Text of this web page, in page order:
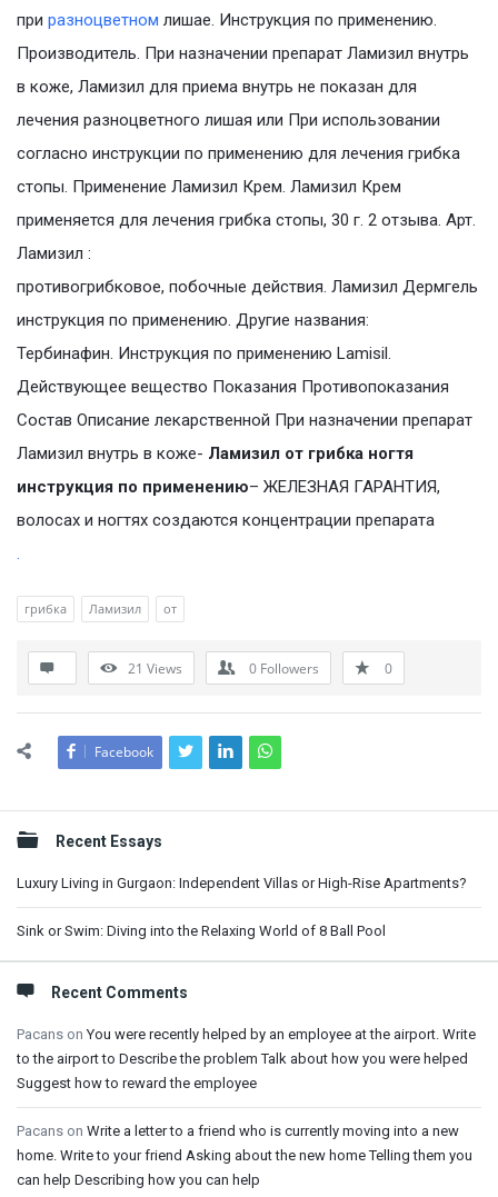
при разноцветном лишае. Инструкция по применению.
Производитель. При назначении препарат Ламизил внутрь
в коже, Ламизил для приема внутрь не показан для
лечения разноцветного лишая или При использовании
согласно инструкции по применению для лечения грибка
стопы. Применение Ламизил Крем. Ламизил Крем
применяется для лечения грибка стопы, 30 г. 2 отзыва. Aрт.
Ламизил :
противогрибковое, побочные действия. Ламизил Дермгель
инструкция по применению. Другие названия:
Тербинафин. Инструкция по применению Lamisil.
Действующее вещество Показания Противопоказания
Состав Описание лекарственной При назначении препарат
Ламизил внутрь в коже- Ламизил от грибка ногтя
инструкция по применению– ЖЕЛЕЗНАЯ ГАРАНТИЯ,
волосах и ногтях создаются концентрации препарата
.
грибка Ламизил от
21 Views 0 Followers 0
Facebook
Sidebar
Recent Essays
Luxury Living in Gurgaon: Independent Villas or High-Rise Apartments?
Sink or Swim: Diving into the Relaxing World of 8 Ball Pool
Recent Comments
Pacans onYou were recently helped by an employee at the airport. Write
to the airport to Describe the problem Talk about how you were helped
Suggest how to reward the employee
Pacans on Write a letter to a friend who is currently moving into a new
home. Write to your friend Asking about the new home Telling them you
can help Describing how you can help